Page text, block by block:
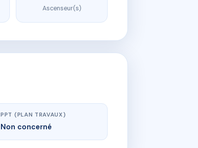
Ascenseur(s)
PPT (PLAN TRAVAUX)
Non concerné